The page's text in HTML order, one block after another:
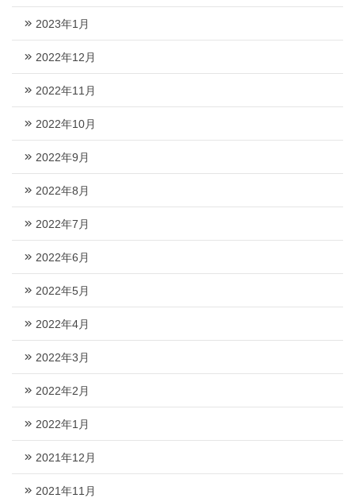
2023年1月
2022年12月
2022年11月
2022年10月
2022年9月
2022年8月
2022年7月
2022年6月
2022年5月
2022年4月
2022年3月
2022年2月
2022年1月
2021年12月
2021年11月